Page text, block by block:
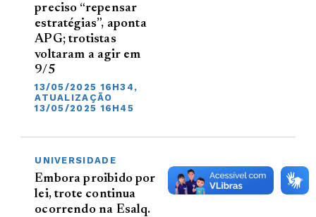
preciso “repensar
estratégias”, aponta
APG; trotistas
voltaram a agir em
9/5
13/05/2025 16H34,
ATUALIZAÇÃO
13/05/2025 16H45
UNIVERSIDADE
Embora proibido por
lei, trote continua
ocorrendo na Esalq.